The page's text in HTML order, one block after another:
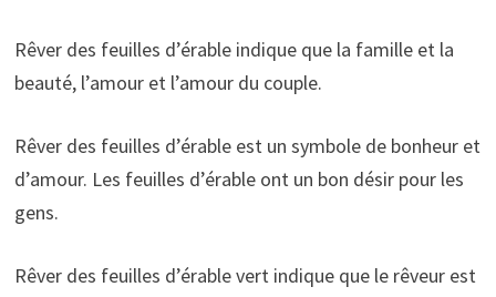
Rêver des feuilles d’érable indique que la famille et la
beauté, l’amour et l’amour du couple.
Rêver des feuilles d’érable est un symbole de bonheur et
d’amour. Les feuilles d’érable ont un bon désir pour les
gens.
Rêver des feuilles d’érable vert indique que le rêveur est